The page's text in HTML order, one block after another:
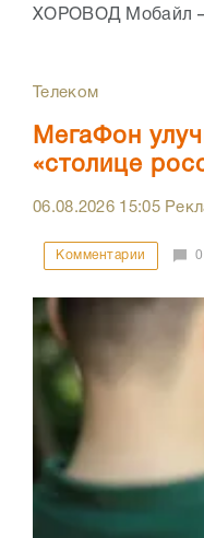
ХОРОВОД Мобайл –
Телеком
МегаФон
«столице
06.08.2026 15:05
Комментарии 0